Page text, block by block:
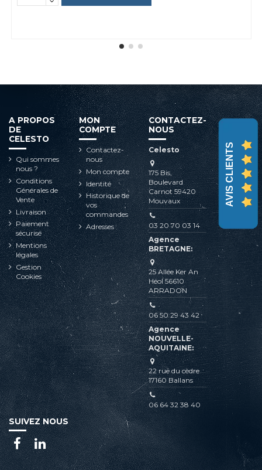
A PROPOS
DE
CELESTO
Qui sommes
nous ?
Conditions
Générales de
Vente
Livraison
Paiement
sécurisé
Mentions
légales
Gestion
Cookies
MON
COMPTE
Contactez-
nous
Mon compte
Identité
Historique de
vos
commandes
Adresses
CONTACTEZ-
NOUS
Celesto
175 Bis,
Boulevard
Carnot 59420
Mouvaux
03 20 70 03 14
Agence
BRETAGNE:
25 Allée Ker An
Héol 56610
ARRADON
06 50 29 43 42
Agence
NOUVELLE-
AQUITAINE:
22 rue du cèdre
17160 Ballans
06 64 32 38 40
AVIS CLIENTS
SUIVEZ NOUS